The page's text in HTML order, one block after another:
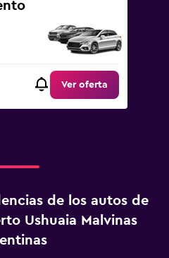
Ver oferta
de los autos de
Ushuaia Malvinas